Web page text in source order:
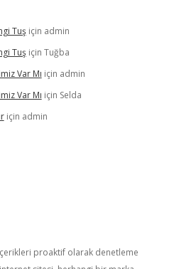
Tuşiçin admin
Tuşiçin Tuğba
Var Mı için admin
Var Mı için Selda
için admin
proaktif olarak denetleme